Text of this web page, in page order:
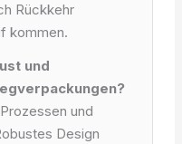
Rückkehr
kommen.
und
und
Design